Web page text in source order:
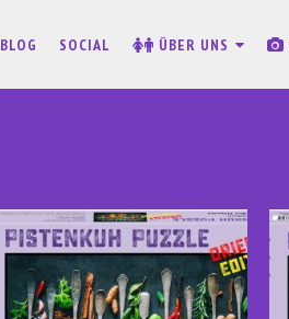
BLOG SOCIAL ÜBER UNS